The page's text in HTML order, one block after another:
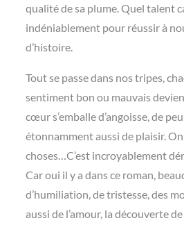
qualité de sa plume. Quel talent
indéniablement pour réussir à
d’histoire.
Tout se passe dans nos tripes,
sentiment bon ou mauvais
cœur s’emballe d’angoisse, de
étonnamment aussi de plaisir.
choses…C’est incroyablement
Car oui il y a dans ce roman,
d’humiliation, de tristesse, des
aussi de l’amour, la découverte de